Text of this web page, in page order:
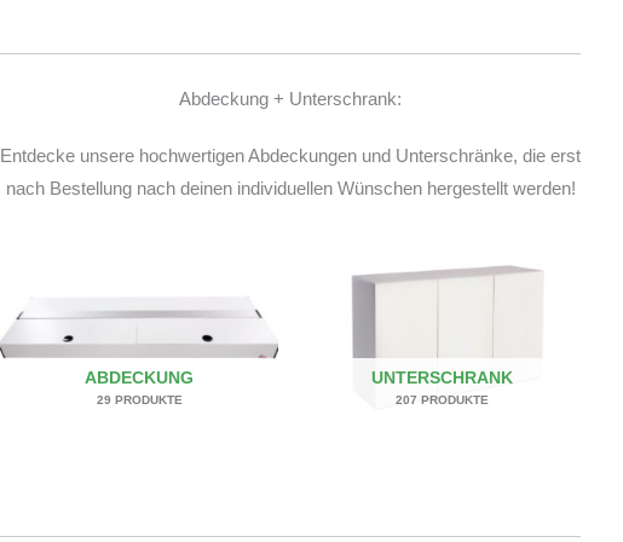
Abdeckung + Unterschrank:
Entdecke unsere hochwertigen Abdeckungen und Unterschränke, die erst
nach Bestellung nach deinen individuellen Wünschen hergestellt werden!
ABDECKUNG
29 PRODUKTE
UNTERSCHRANK
207 PRODUKTE